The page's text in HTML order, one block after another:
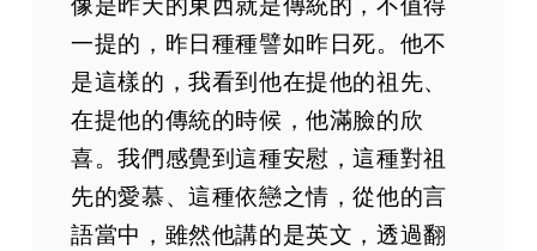
像是昨天的東西就是傳統的，不值得
一提的，昨日種種譬如昨日死。他不
是這樣的，我看到他在提他的祖先、
在提他的傳統的時候，他滿臉的欣
喜。我們感覺到這種安慰，這種對祖
先的愛慕、這種依戀之情，從他的言
語當中，雖然他講的是英文，透過翻